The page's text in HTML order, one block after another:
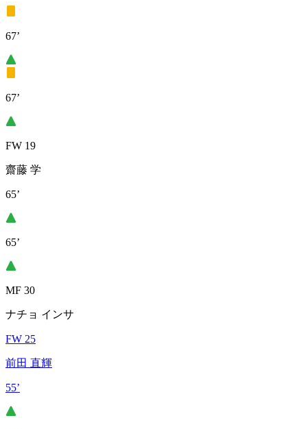
67’
67’
FW 19
齋藤 学
65’
65’
MF 30
ナチョ インサ
FW 25
前田 直輝
55’